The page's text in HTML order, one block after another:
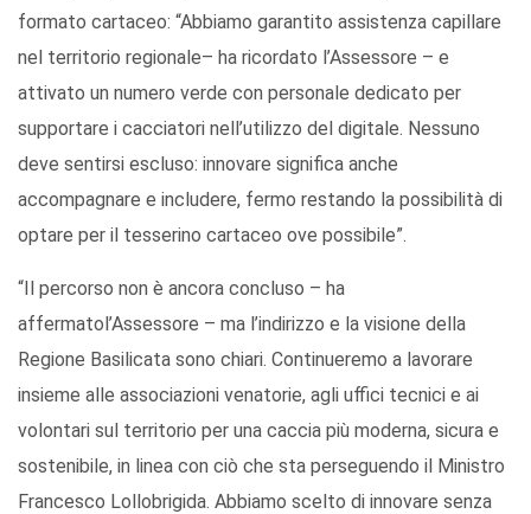
formato cartaceo: “Abbiamo garantito assistenza capillare
nel territorio regionale– ha ricordato l’Assessore – e
attivato un numero verde con personale dedicato per
supportare i cacciatori nell’utilizzo del digitale. Nessuno
deve sentirsi escluso: innovare significa anche
accompagnare e includere, fermo restando la possibilità di
optare per il tesserino cartaceo ove possibile”.
“Il percorso non è ancora concluso – ha
affermato l’Assessore – ma l’indirizzo e la visione della
Regione Basilicata sono chiari. Continueremo a lavorare
insieme alle associazioni venatorie, agli uffici tecnici e ai
volontari sul territorio per una caccia più moderna, sicura e
sostenibile, in linea con ciò che sta perseguendo il Ministro
Francesco Lollobrigida. Abbiamo scelto di innovare senza